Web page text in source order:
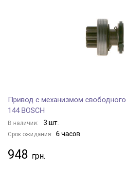
Привод с механизмом свободного
144 BOSCH
В наличии: 3 шт.
Срок ожидания: 6 часов
948